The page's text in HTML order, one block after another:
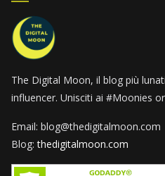
The Digital Moon, il blog più
influencer. Unisciti ai #Moonies
Email: blog@thedigitalmoon.com
Blog:thedigitalmoon.com